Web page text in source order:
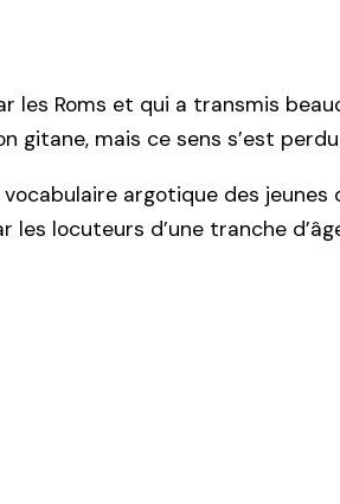
les Roms et qui a transmis
gitane, mais ce sens s’est
argotique des
locuteurs d’une tranche